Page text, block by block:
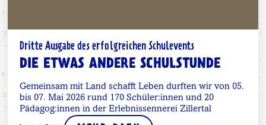
Dritte Ausgabe des erfolgreichen Schulevents
DIE ETWAS ANDERE SCHULSTUNDE
Gemeinsam mit Land schafft Leben durften wir von 05.
bis 07. Mai 2026 rund 170 Schüler:innen und 20
Pädagog:innen in der Erlebnissennerei Zillertal